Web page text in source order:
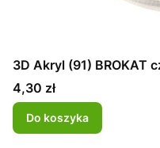
3D Akryl (91) BROKAT
Cena
4,30 zł
Do koszyka